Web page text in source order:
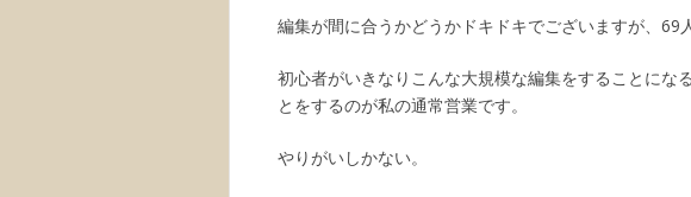
編集が間に合うかどうかドキドキでございますが、69
初心者がいきなりこんな大規模な編集をすることにな
とをするのが私の通常営業です。
やりがいしかない。